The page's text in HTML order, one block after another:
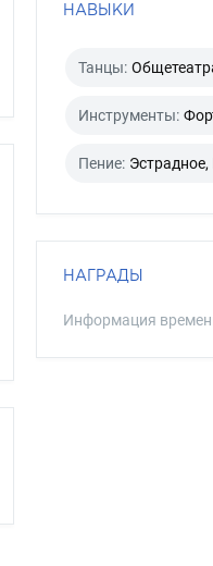
НАВЫКИ
Танцы:
Инструменты:
Пение:
НАГРАДЫ
Информация